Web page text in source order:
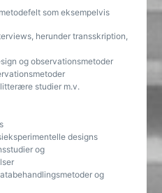
som eksempelvis
herunder transskription,
og observationsmetoder
studier m.v.
designs
og
og